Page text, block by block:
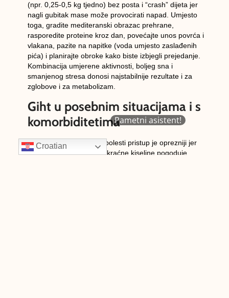
(npr. 0,25-0,5 kg tjedno) bez posta i “crash” dijeta jer
nagli gubitak mase može provocirati napad. Umjesto
toga, gradite mediteranski obrazac prehrane,
rasporedite proteine kroz dan, povećajte unos povrća i
vlakana, pazite na napitke (voda umjesto zaslađenih
pića) i planirajte obroke kako biste izbjegli prejedanje.
Kombinacija umjerene aktivnosti, boljeg sna i
smanjenog stresa donosi najstabilnije rezultate i za
zglobove i za metabolizam.
Giht u posebnim situacijama i s
komorbiditetima
Kodkronične bubrežne bolestipristup je oprezniji jer
smanjeno izlučivanje mokraćne kiseline pogoduje
Croatian
Pametni asistent!